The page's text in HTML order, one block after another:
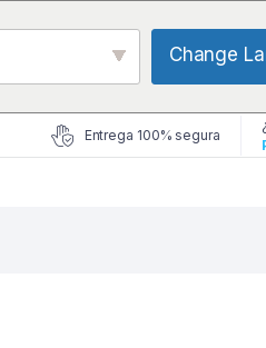
Change
Entrega 100% segura